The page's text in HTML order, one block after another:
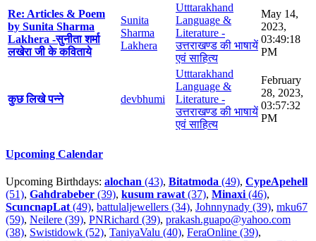
Re: Articles & Poem
by Sunita Sharma
Lakhera -सुनीता शर्मा
लखेरा जी के कविताये
Sunita
Sharma
Lakhera
Utttarakhand
Language &
Literature -
उत्तराखण्ड की भाषायें
एवं साहित्य
May 14,
2023,
03:49:18
PM
कुछ लिखे पन्ने devbhumi
Utttarakhand
Language &
Literature -
उत्तराखण्ड की भाषायें
एवं साहित्य
February
28, 2023,
03:57:32
PM
Upcoming Calendar
Upcoming Birthdays: alochan (43), Bitatmoda (49), CypeApehell
(51), Gahdrabeber (39), kusum rawat(37), Minaxi(46),
ScuncnapLat(49), battulaljewellers (34), Johnnynady (39), mku67
(59), Neilere (39), PNRichard (39), prakash.guapo@yahoo.com
(38), Swistidowk (52), TaniyaValu (40), FeraOnline (39),